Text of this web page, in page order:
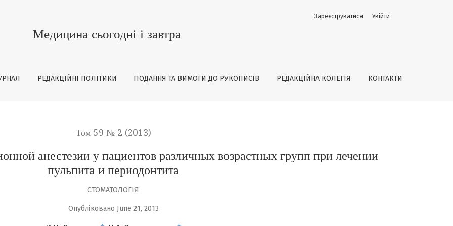
у пациентов различных возрастных групп при лечении пульпита и периодонтита
Медицина сьогодні і завтра
РЕДАКЦІЙНІ ПОЛІТИКИ ПОДАННЯ ТА ВИМОГИ ДО РУКОПИСІВ РЕДАКЦІЙНА КОЛЕГІЯ КОНТАКТИ
Зареєструватися Увійти
Том 59 № 2 (2013)
анестезии у пациентов различных возрастных групп при лечении
пульпита и периодонтита
СТОМАТОЛОГІЯ
Опубліковано June 21, 2013